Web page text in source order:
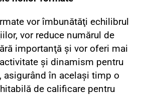
vor îmbunătăţi echilibrul
vor reduce numărul de
importanţă şi vor oferi mai
şi dinamism pentru
asigurând în acelaşi timp o
de calificare pentru